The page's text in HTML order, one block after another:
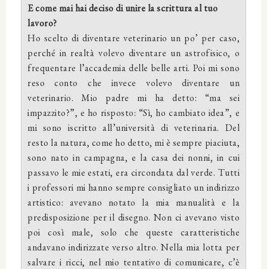
E come mai hai deciso di unire la scrittura al tuo
lavoro?
Ho scelto di diventare veterinario un po’ per caso,
perché in realtà volevo diventare un astrofisico, o
frequentare l’accademia delle belle arti. Poi mi sono
reso conto che invece volevo diventare un
veterinario. Mio padre mi ha detto: “ma sei
impazzito?”, e ho risposto: “Sì, ho cambiato idea”, e
mi sono iscritto all’università di veterinaria. Del
resto la natura, come ho detto, mi è sempre piaciuta,
sono nato in campagna, e la casa dei nonni, in cui
passavo le mie estati, era circondata dal verde. Tutti
i professori mi hanno sempre consigliato un indirizzo
artistico: avevano notato la mia manualità e la
predisposizione per il disegno. Non ci avevano visto
poi così male, solo che queste caratteristiche
andavano indirizzate verso altro. Nella mia lotta per
salvare i ricci, nel mio tentativo di comunicare, c’è